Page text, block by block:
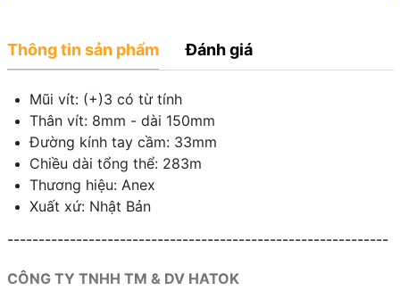
Thông tin sản phẩm Đánh giá
Mũi vít: (+)3 có từ tính
Thân vít: 8mm - dài 150mm
Đường kính tay cầm: 33mm
Chiều dài tổng thể: 283m
Thương hiệu: Anex
Xuất xứ: Nhật Bản
-------------------------------------------------------------
CÔNG TY TNHH TM & DV HATOK